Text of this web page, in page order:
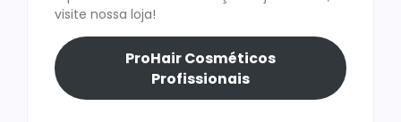
visite nossa loja!
ProHair Cosméticos
Profissionais